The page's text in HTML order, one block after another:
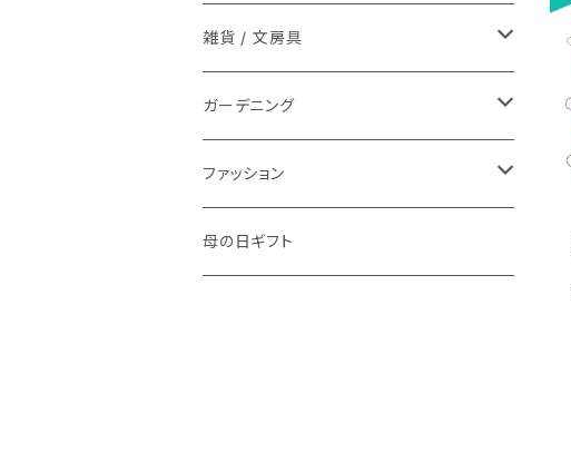
マスク
タオル
雑貨 / 文房具
芽が出る鉛筆
やさしさせっけん
アニマルハグ
ガーデニング
芽が出る鉛筆
繊維から生まれたサステナブルな土
ファッション
RecycleAirBagシリーズ
母の日ギフト